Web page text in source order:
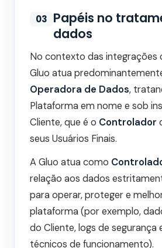
03 Papéis no
dados
No contexto das integrações
Gluo atua
Operadora de Dados,
Plataforma em nome e sob
Cliente, que é o Controlador
seus Usuários Finais.
A Gluo atua como
relação aos dados
para operar, proteger e
plataforma (por exemplo,
do Cliente, logs de segurança
técnicos de funcionamento).